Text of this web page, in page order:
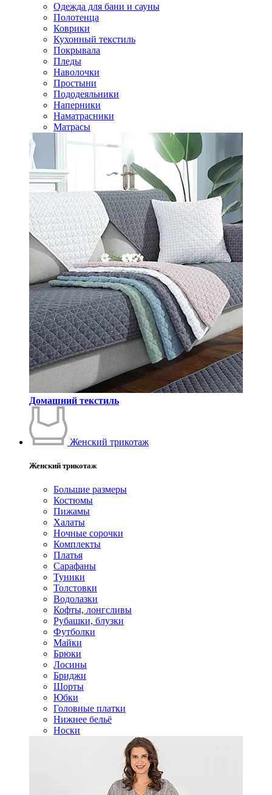
Одежда для бани и сауны
Полотенца
Коврики
Кухонный текстиль
Покрывала
Пледы
Наволочки
Простыни
Пододеяльники
Наперники
Наматрасники
Матрасы
Домашний текстиль
Женский трикотаж
Женский трикотаж
Большие размеры
Костюмы
Пижамы
Халаты
Ночные сорочки
Комплекты
Платья
Сарафаны
Туники
Толстовки
Водолазки
Кофты, лонгсливы
Рубашки, блузки
Футболки
Майки
Брюки
Лосины
Бриджи
Шорты
Юбки
Головные платки
Нижнее бельё
Носки